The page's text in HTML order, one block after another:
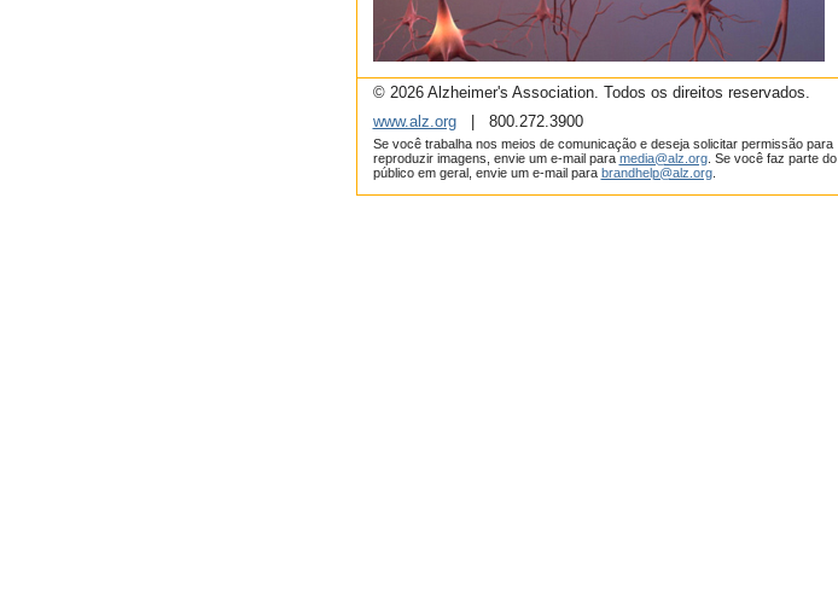
© 2026 Alzheimer's Association. Todos os direitos reservados.
www.alz.org| 800.272.3900
Se você trabalha nos meios de comunicação e deseja solicitar permissão para
reproduzir imagens, envie um e-mail para media@alz.org. Se você faz parte do
público em geral, envie um e-mail para brandhelp@alz.org.